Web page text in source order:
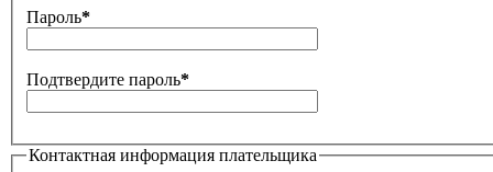
Пароль*
Подтвердите пароль*
Контактная информация плательщика